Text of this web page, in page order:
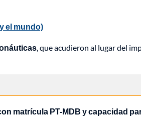
el mundo)
, que acudieron al lugar del
matrícula PT-MDB y capacidad